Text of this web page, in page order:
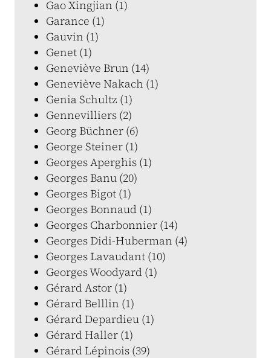
Gao Xingjian (1)
Garance (1)
Gauvin (1)
Genet (1)
Geneviève Brun (14)
Geneviève Nakach (1)
Genia Schultz (1)
Gennevilliers (2)
Georg Büchner (6)
George Steiner (1)
Georges Aperghis (1)
Georges Banu (20)
Georges Bigot (1)
Georges Bonnaud (1)
Georges Charbonnier (14)
Georges Didi-Huberman (4)
Georges Lavaudant (10)
Georges Woodyard (1)
Gérard Astor (1)
Gérard Belllin (1)
Gérard Depardieu (1)
Gérard Haller (1)
Gérard Lépinois (39)